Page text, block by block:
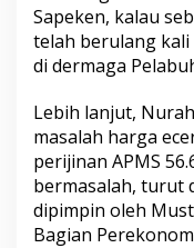
Sapeken, kalau
telah berulang
di dermaga
Lebih lanjut,
masalah harga
perijinan APMS
bermasalah, turut
dipimpin oleh
Bagian